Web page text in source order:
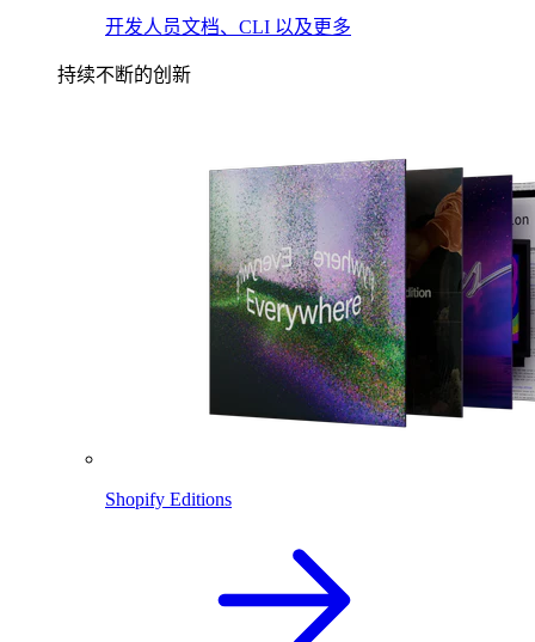
开发人员文档、CLI 以及更多
持续不断的创新
Shopify Editions